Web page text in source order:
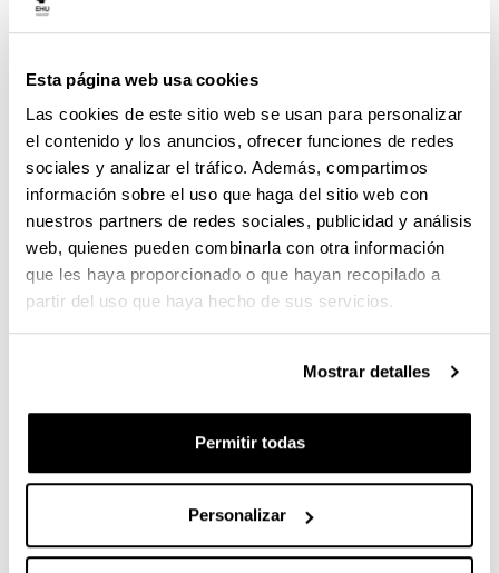
Esta página web usa cookies
Las cookies de este sitio web se usan para personalizar
el contenido y los anuncios, ofrecer funciones de redes
sociales y analizar el tráfico. Además, compartimos
información sobre el uso que haga del sitio web con
nuestros partners de redes sociales, publicidad y análisis
web, quienes pueden combinarla con otra información
que les haya proporcionado o que hayan recopilado a
partir del uso que haya hecho de sus servicios.
Mostrar detalles
Permitir todas
Personalizar
Autoinforme (Curso académico: 2018/19) (pdf
474,04Kb)
(Abre una nueva ventana)
Autoinforme (Curso académico: 2017/18) (pdf
347,91
(Abre una nueva ventana)
Informe de Unibasq (Curso académico: 2017/18)
(pdf 423,21Kb )
(Abre una nueva ventana)
Autoinforme (Curso académico: 2016/17) (
503,88Kb)
Informe de Unibasq (Curso académico: 2016/17)
pdf65,49Kb)
(Abre una nueva ventana)
Autoinforme (Curso académico: 2014/15) (pdf